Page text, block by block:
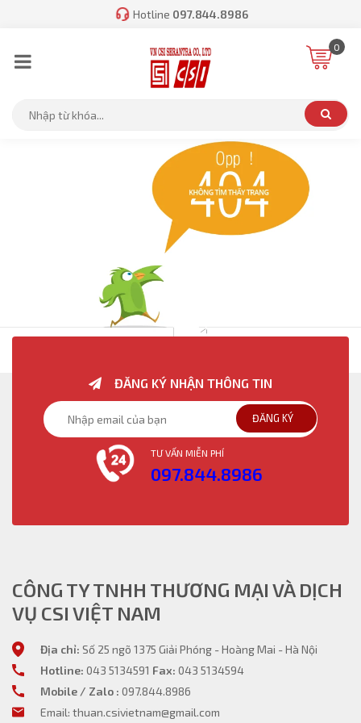
Hotline 097.844.8986
0
ĐĂNG KÝ NHẬN THÔNG TIN
ĐĂNG KÝ
TƯ VẤN MIỄN PHÍ
097.844.8986
CÔNG TY TNHH THƯƠNG MẠI VÀ DỊCH
VỤ CSI VIỆT NAM
Địa chỉ: Số 25 ngõ 1375 Giải Phóng - Hoàng Mai - Hà Nội
Hotline: 043 5134591 Fax: 043 5134594
Mobile / Zalo : 097.844.8986
Email: thuan.csivietnam@gmail.com